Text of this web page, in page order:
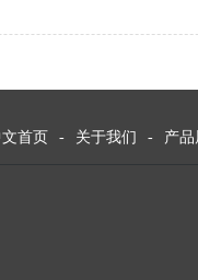
首页 - 关于我们 - 产品